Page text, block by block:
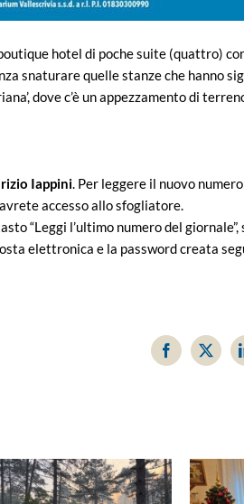
hotel di poche suite (quattro)
snaturare quelle stanze che hanno
dove c’è un appezzamento di
Iappini. Per leggere il nuovo
accesso allo sfogliatore.
“Leggi l’ultimo numero del giornale”,
elettronica e la password creata
Facebook
X